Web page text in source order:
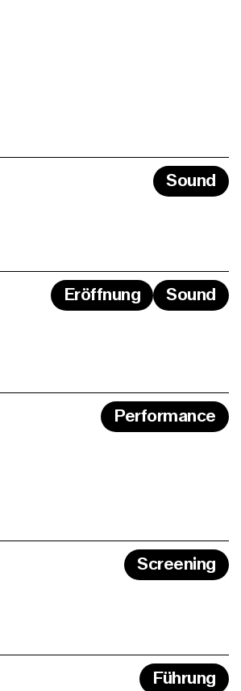
Sound
Eröffnung Sound
Performance
Screening
Führung